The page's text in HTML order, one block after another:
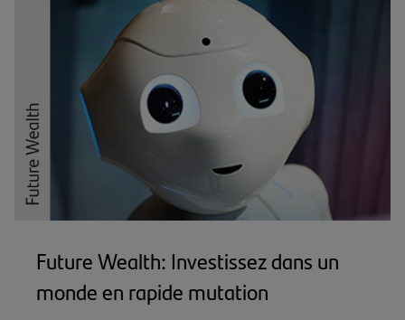
Future Wealth: Investissez dans un
monde en rapide mutation